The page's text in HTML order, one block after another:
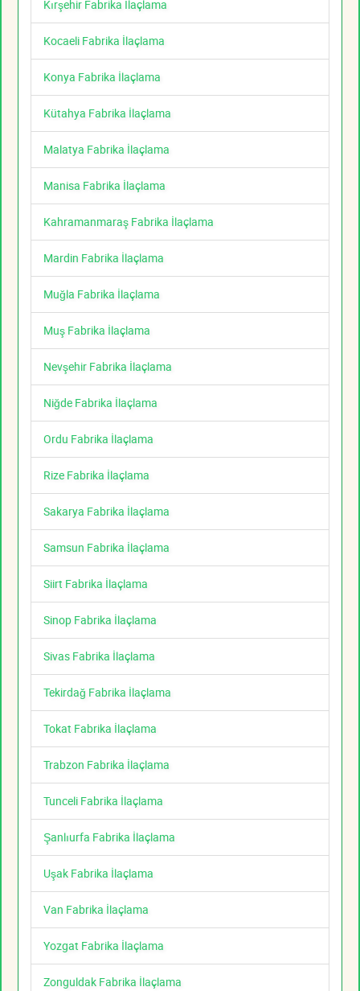
Kırşehir Fabrika İlaçlama
Kocaeli Fabrika İlaçlama
Konya Fabrika İlaçlama
Kütahya Fabrika İlaçlama
Malatya Fabrika İlaçlama
Manisa Fabrika İlaçlama
Kahramanmaraş Fabrika İlaçlama
Mardin Fabrika İlaçlama
Muğla Fabrika İlaçlama
Muş Fabrika İlaçlama
Nevşehir Fabrika İlaçlama
Niğde Fabrika İlaçlama
Ordu Fabrika İlaçlama
Rize Fabrika İlaçlama
Sakarya Fabrika İlaçlama
Samsun Fabrika İlaçlama
Siirt Fabrika İlaçlama
Sinop Fabrika İlaçlama
Sivas Fabrika İlaçlama
Tekirdağ Fabrika İlaçlama
Tokat Fabrika İlaçlama
Trabzon Fabrika İlaçlama
Tunceli Fabrika İlaçlama
Şanlıurfa Fabrika İlaçlama
Uşak Fabrika İlaçlama
Van Fabrika İlaçlama
Yozgat Fabrika İlaçlama
Zonguldak Fabrika İlaçlama